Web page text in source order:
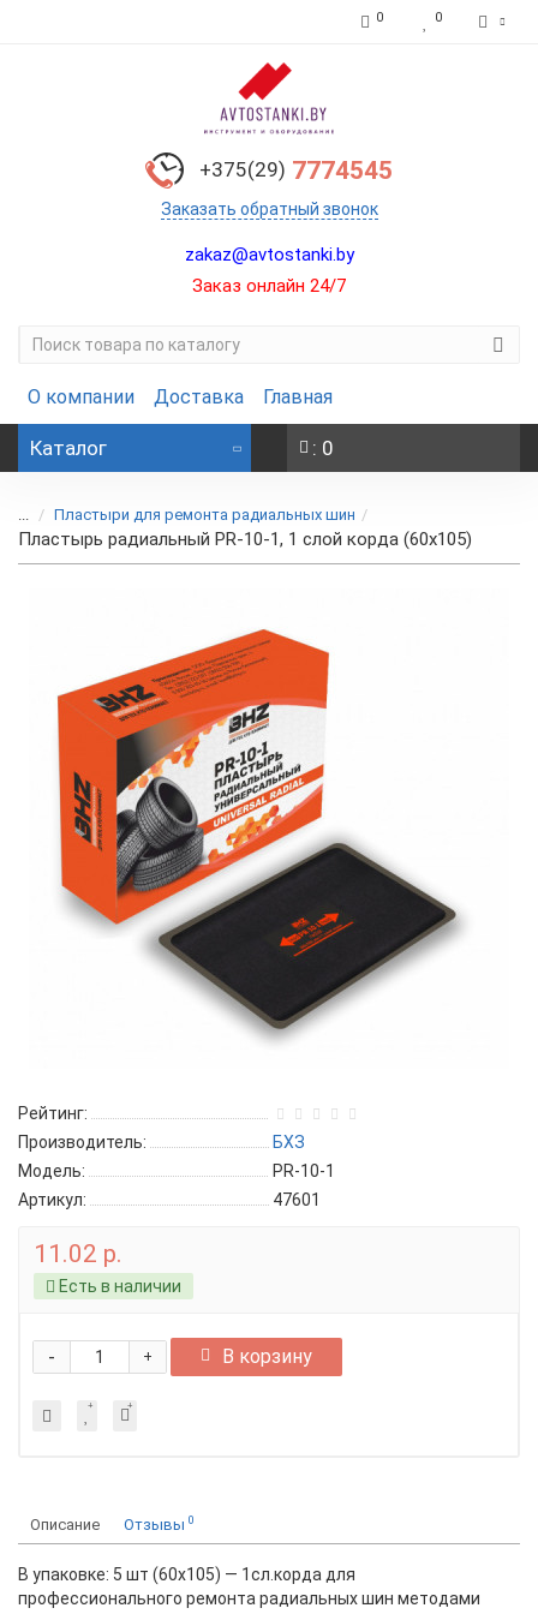
0 0
+375(29) 7774545
Заказать обратный звонок
zakaz@avtostanki.by
Заказ онлайн 24/7
О компании Доставка Главная
Каталог : 0
... Пластыри для ремонта радиальных шин
Пластырь радиальный PR-10-1, 1 слой корда (60х105)
Рейтинг:
Производитель:
БХЗ
Модель:
PR-10-1
Артикул:
47601
11.02 р.
Есть в наличии
+
- В корзину
Описание Отзывы 0
В упаковке: 5 шт (60х105) — 1сл.корда для
профессионального ремонта радиальных шин методами